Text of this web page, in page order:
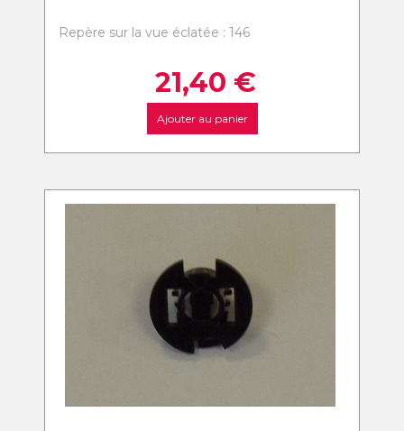
Repère sur la vue éclatée : 146
21,40 €
Ajouter au panier